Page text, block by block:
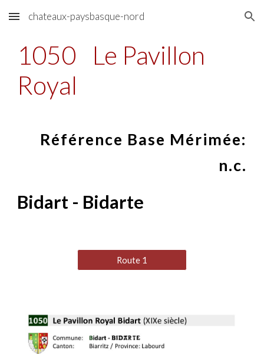
Skip to main content Skip to navigation
chateaux-paysbasque-nord
1050
Le Pavillon
Royal
Référence Base Mérimée:
n.c.
Bidart - Bidarte
Route 1